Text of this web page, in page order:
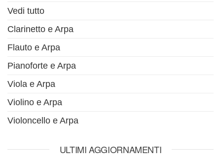
Vedi tutto
Clarinetto e Arpa
Flauto e Arpa
Pianoforte e Arpa
Viola e Arpa
Violino e Arpa
Violoncello e Arpa
ULTIMI AGGIORNAMENTI